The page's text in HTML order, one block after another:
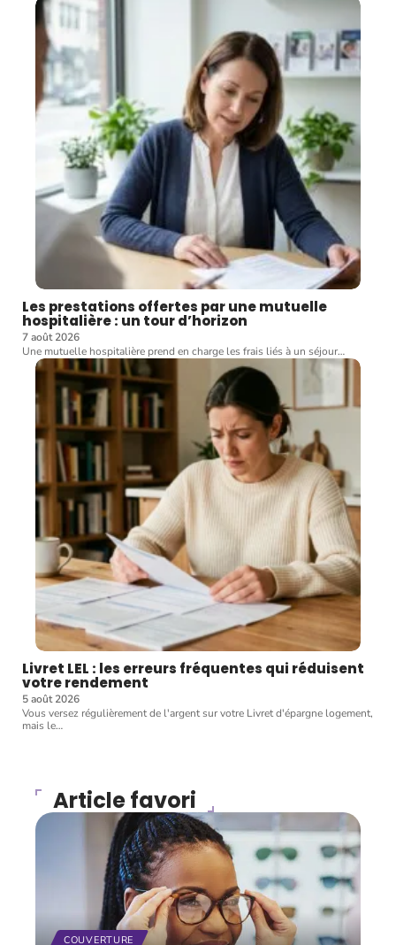
Les prestations offertes par une mutuelle
hospitalière : un tour d’horizon
7 août 2026
Une mutuelle hospitalière prend en charge les frais liés à un séjour…
Livret LEL : les erreurs fréquentes qui réduisent
votre rendement
5 août 2026
Vous versez régulièrement de l'argent sur votre Livret d'épargne logement,
mais le…
Article favori
COUVERTURE